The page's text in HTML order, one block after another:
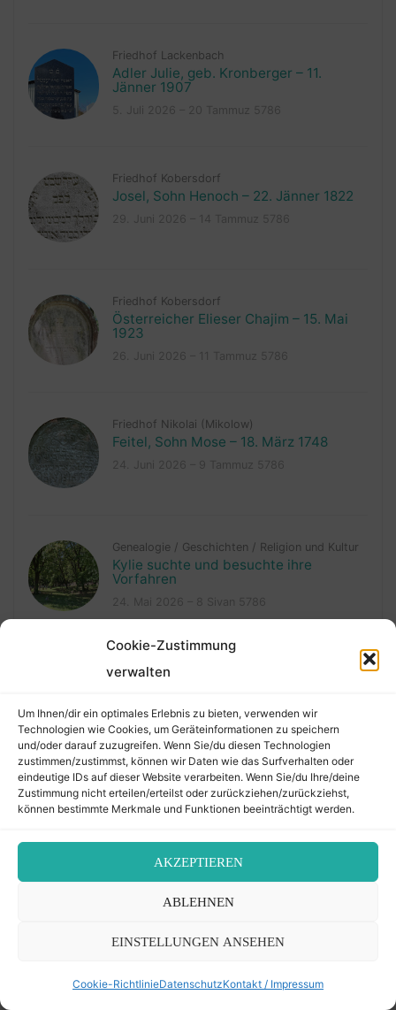
Cookie-Zustimmung
verwalten
Um Ihnen/dir ein optimales Erlebnis zu bieten, verwenden wir
Technologien wie Cookies, um Geräteinformationen zu speichern
und/oder darauf zuzugreifen. Wenn Sie/du diesen Technologien
zustimmen/zustimmst, können wir Daten wie das Surfverhalten oder
eindeutige IDs auf dieser Website verarbeiten. Wenn Sie/du Ihre/deine
Zustimmung nicht erteilen/erteilst oder zurückziehen/zurückziehst,
können bestimmte Merkmale und Funktionen beeinträchtigt werden.
AKZEPTIEREN
ABLEHNEN
EINSTELLUNGEN ANSEHEN
Cookie-RichtlinieDatenschutzKontakt / Impressum
Friedhof Lackenbach
Adler Julie, geb. Kronberger – 11.
Jänner 1907
Friedhof Kobersdorf
Josel, Sohn Henoch – 22. Jänner 1822
Friedhof Kobersdorf
Österreicher Elieser Chajim – 15. Mai
1923
Friedhof Nikolai (Mikolow)
Feitel, Sohn Mose – 18. März 1748
Genealogie / Geschichten / Religion und Kultur
Kylie suchte und besuchte ihre
Vorfahren
Geschichten
4. Mai 2026 – 17 Iyyar 5786
Geschichten/Religion und Kultur
Am jüdischen Friedhof Mödling
07. Jänner 1815